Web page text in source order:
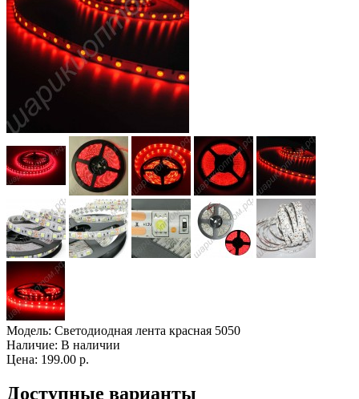
Модель: Светодиодная лента красная 5050
Наличие: В наличии
Цена: 199.00 р.
Доступные варианты